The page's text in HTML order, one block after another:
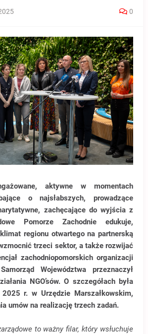
0
aktywne w momentach
o najsłabszych, prowadzące
zachęcające do wyjścia z
Pomorze Zachodnie edukuje,
regionu otwartego na partnerską
trzeci sektor, a także rozwijać
zachodniopomorskich organizacji
Województwa przeznaczył
NGO’sów. O szczegółach była
r. w Urzędzie Marszałkowskim,
umów na realizację trzech zadań.
to ważny filar, który wsłuchuje